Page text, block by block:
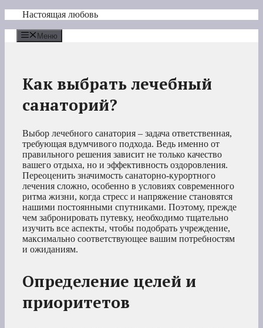
Перейти
содержимому
Настоящая любовь
Меню
Как выбрать лечебный
санаторий?
Выбор лечебного санатория – задача ответственная,
требующая вдумчивого подхода. Ведь именно от
правильного решения зависит не только качество
вашего отдыха, но и эффективность оздоровления.
Переоценить значимость санаторно-курортного
лечения сложно, особенно в условиях современного
ритма жизни, когда стресс и напряжение становятся
нашими постоянными спутниками. Поэтому, прежде
чем забронировать путевку, необходимо тщательно
изучить все аспекты, чтобы подобрать учреждение,
максимально соответствующее вашим потребностям
и ожиданиям.
Определение целей и
приоритетов